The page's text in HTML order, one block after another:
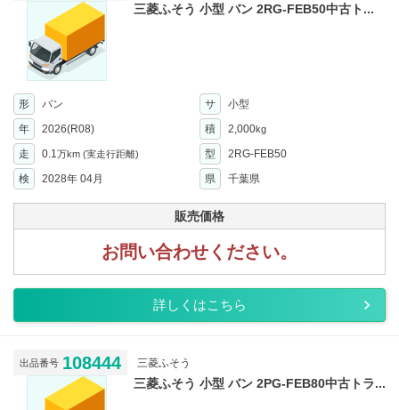
三菱ふそう 小型 バン 2RG-FEB50中古ト...
形 バン サ
小型
年
2026(R08) 積 2,000kg
走 0.1万km (実走行距離) 型
2RG-FEB50
検
2028年 04月 県 千葉県
販売価格
お問い合わせください。
詳しくはこちら
出品番号 108444 三菱ふそう
三菱ふそう 小型 バン 2PG-FEB80中古トラ...